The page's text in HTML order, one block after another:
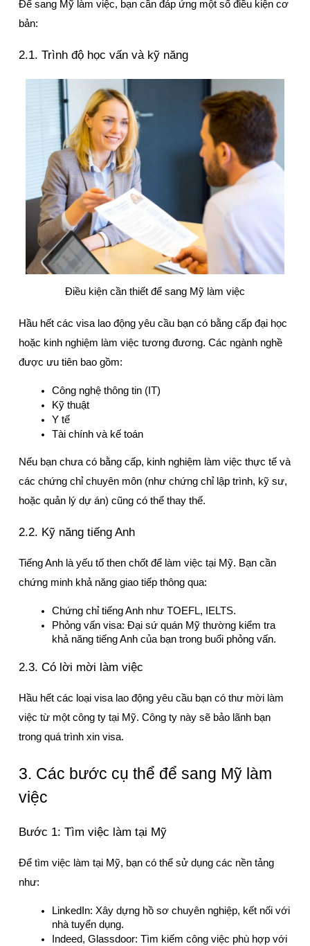
Để sang Mỹ làm việc, bạn cần đáp ứng một số điều kiện cơ
bản:
2.1. Trình độ học vấn và kỹ năng
Điều kiện cần thiết để sang Mỹ làm việc
Hầu hết các visa lao động yêu cầu bạn có bằng cấp đại học
hoặc kinh nghiệm làm việc tương đương. Các ngành nghề
được ưu tiên bao gồm:
Công nghệ thông tin (IT)
Kỹ thuật
Y tế
Tài chính và kế toán
Nếu bạn chưa có bằng cấp, kinh nghiệm làm việc thực tế và
các chứng chỉ chuyên môn (như chứng chỉ lập trình, kỹ sư,
hoặc quản lý dự án) cũng có thể thay thế.
2.2. Kỹ năng tiếng Anh
Tiếng Anh là yếu tố then chốt để làm việc tại Mỹ. Bạn cần
chứng minh khả năng giao tiếp thông qua:
Chứng chỉ tiếng Anh như TOEFL, IELTS.
Phỏng vấn visa: Đại sứ quán Mỹ thường kiểm tra
khả năng tiếng Anh của bạn trong buổi phỏng vấn.
2.3. Có lời mời làm việc
Hầu hết các loại visa lao động yêu cầu bạn có thư mời làm
việc từ một công ty tại Mỹ. Công ty này sẽ bảo lãnh bạn
trong quá trình xin visa.
3. Các bước cụ thể để sang Mỹ làm
việc
Bước 1: Tìm việc làm tại Mỹ
Để tìm việc làm tại Mỹ, bạn có thể sử dụng các nền tảng
như:
LinkedIn: Xây dựng hồ sơ chuyên nghiệp, kết nối với
nhà tuyển dụng.
Indeed, Glassdoor: Tìm kiếm công việc phù hợp với